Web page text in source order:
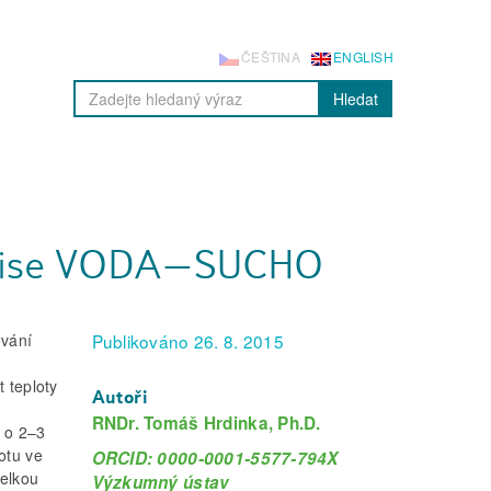
ENGLISH
ČEŠTINA
Hledat
VODA–SUCHO
teploty
2–3
ve
Publikováno 26. 8. 2015
Autoři
RNDr. Tomáš Hrdinka, Ph.D.
ORCID: 0000-0001-5577-794X
Výzkumný ústav